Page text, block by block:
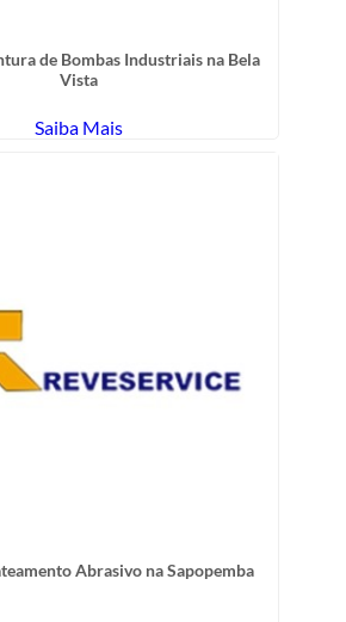
de Bombas Industriais na Bela
Vista
Saiba Mais
Abrasivo na Sapopemba